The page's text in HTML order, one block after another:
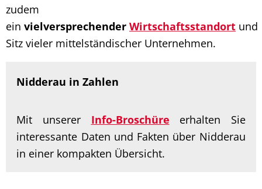
zudem
ein vielversprechender Wirtschaftsstandort und
Sitz vieler mittelständischer Unternehmen.
Nidderau in Zahlen
Mit unserer Info-Broschüre erhalten Sie
interessante Daten und Fakten über Nidderau
in einer kompakten Übersicht.